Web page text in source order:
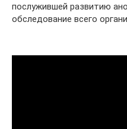
послужившей развитию
обследование всего